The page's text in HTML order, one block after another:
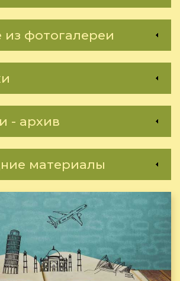
фотогалереи
- архив
материалы